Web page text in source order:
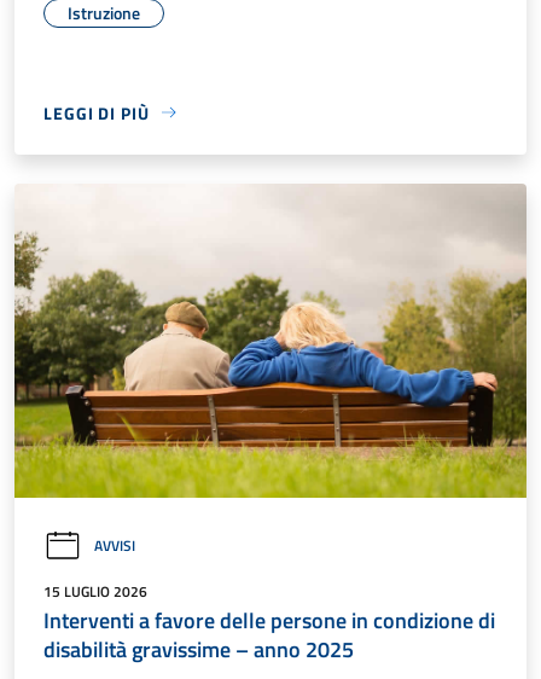
Istruzione
LEGGI DI PIÙ
AVVISI
15 LUGLIO 2026
Interventi a favore delle persone in condizione di
disabilità gravissime – anno 2025